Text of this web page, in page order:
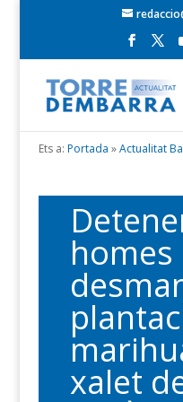
Ets a: Portada »Actualitat
homes
xalet